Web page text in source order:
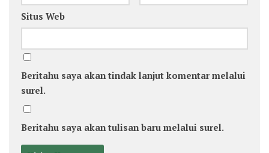
Situs Web
Beritahu saya akan tindak lanjut komentar melalui
surel.
Beritahu saya akan tulisan baru melalui surel.